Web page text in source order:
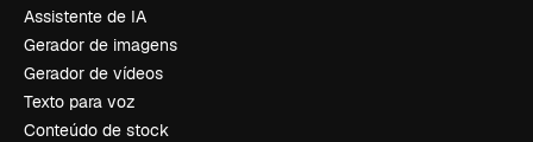
Assistente de IA
Gerador de imagens
Gerador de vídeos
Texto para voz
Conteúdo de stock